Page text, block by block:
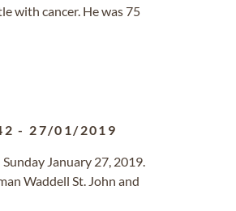
with cancer. He was 75
- 27/01/2019
January 27, 2019.
Waddell St. John and